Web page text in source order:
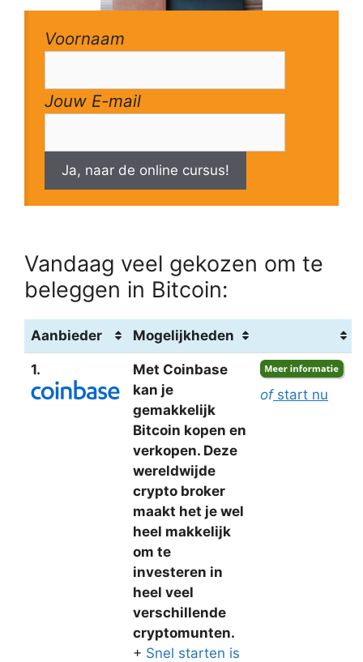
Voornaam
Jouw E-mail
Ja, naar de online cursus!
Vandaag veel gekozen om te
beleggen in Bitcoin:
Aanbieder Mogelijkheden
1.
Met Coinbase
kan je
gemakkelijk
Bitcoin kopen en
verkopen. Deze
wereldwijde
crypto broker
maakt het je wel
heel makkelijk
om te
investeren in
heel veel
verschillende
cryptomunten.
+ Snel starten is
ofstart nu